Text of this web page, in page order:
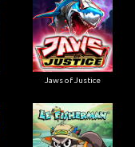
Jaws of Justice